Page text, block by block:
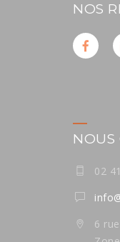
NOS
NOUS
02
6